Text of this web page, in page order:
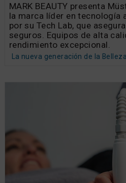
MARK BEAUTY presenta
la marca líder en tecnología
por su Tech Lab, que
seguros. Equipos de alta
rendimiento excepcional.
La nueva generación de la Belleza